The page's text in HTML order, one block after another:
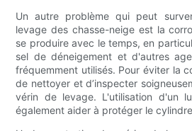
Un autre problème qui peut
levage des chasse-neige est la
se produire avec le temps, en
sel de déneigement et d'autres
fréquemment utilisés. Pour éviter la
de nettoyer et d’inspecter
vérin de levage. L'utilisation d'un
également aider à protéger le